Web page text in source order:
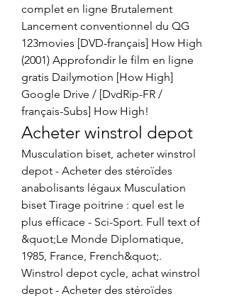
complet en ligne Brutalement
Lancement conventionnel du QG
123movies [DVD-français] How High
(2001) Approfondir le film en ligne
gratis Dailymotion [How High]
Google Drive / [DvdRip-FR /
français-Subs] How High!
Acheter winstrol depot
Musculation biset, acheter winstrol
depot - Acheter des stéroïdes
anabolisants légaux Musculation
biset Tirage poitrine : quel est le
plus efficace - Sci-Sport. Full text of
&quot;Le Monde Diplomatique,
1985, France, French&quot;.
Winstrol depot cycle, achat winstrol
depot - Acheter des stéroïdes